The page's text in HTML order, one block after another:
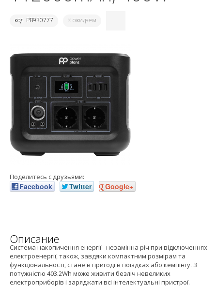
код: PB930777 × ожидаем
Поделитесь с друзьями:
Facebook Twitter Google+
Описание
Система накопичення енергії - незамінна річ при відключеннях
електроенергії, також, завдяки компактним розмірам та
функціональності, стане в пригоді в поїздках або кемпінгу. З
потужністю 403.2Wh може живити безліч невеликих
електроприборів і заряджати всі інтелектуальні пристрої.